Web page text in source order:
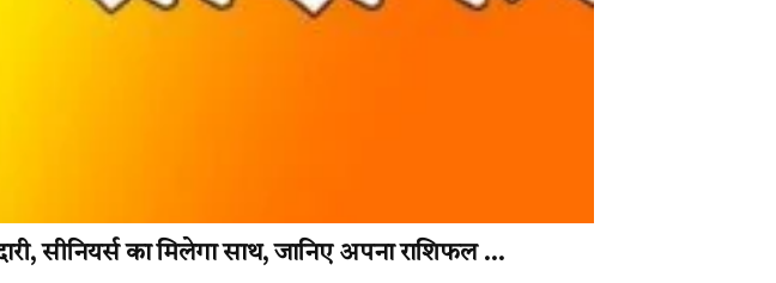
सीनियर्स का मिलेगा साथ, जानिए अपना राशिफल …